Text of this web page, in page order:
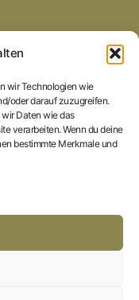
wir Technologien wie
oder darauf zuzugreifen.
Daten wie das
verarbeiten. Wenn du deine
bestimmte Merkmale und